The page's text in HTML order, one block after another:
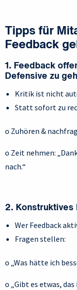
Tipps für
Feedback
1. Feedback
Defensive zu
Kritik ist nicht
Statt sofort zu
o Zuhören &
o Zeit nehmen:
nach.“
2. Konstruktives
Wer Feedback
Fragen stellen:
o „Was hätte ich
o „Gibt es etwas,